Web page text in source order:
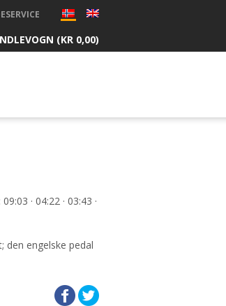
(KR 0,00)
· 04:22 · 03:43 ·
den engelske pedal